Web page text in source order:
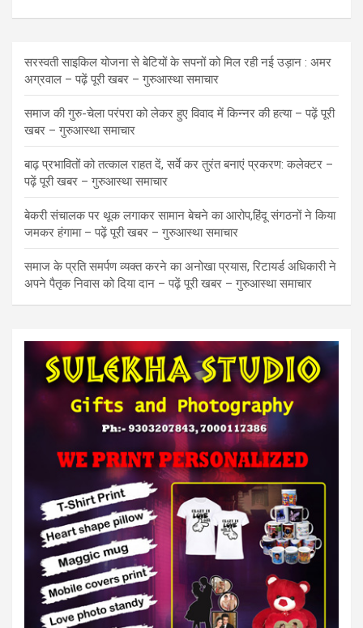
सरस्वती साइकिल योजना से बेटियों के सपनों को मिल रही नई उड़ान : अमर
अग्रवाल – पढ़ें पूरी खबर – गुरुआस्था समाचार
समाज की गुरु-चेला परंपरा को लेकर हुए विवाद में किन्नर की हत्या – पढ़ें पूरी
खबर – गुरुआस्था समाचार
बाढ़ प्रभावितों को तत्काल राहत दें, सर्वे कर तुरंत बनाएं प्रकरण: कलेक्टर –
पढ़ें पूरी खबर – गुरुआस्था समाचार
बेकरी संचालक पर थूक लगाकर सामान बेचने का आरोप,हिंदू संगठनों ने किया
जमकर हंगामा – पढ़ें पूरी खबर – गुरुआस्था समाचार
समाज के प्रति समर्पण व्यक्त करने का अनोखा प्रयास, रिटायर्ड अधिकारी ने
अपने पैतृक निवास को दिया दान – पढ़ें पूरी खबर – गुरुआस्था समाचार